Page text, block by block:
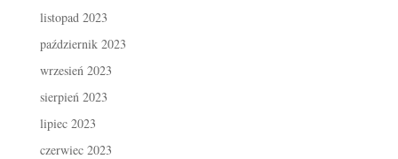
listopad 2023
październik 2023
wrzesień 2023
sierpień 2023
lipiec 2023
czerwiec 2023